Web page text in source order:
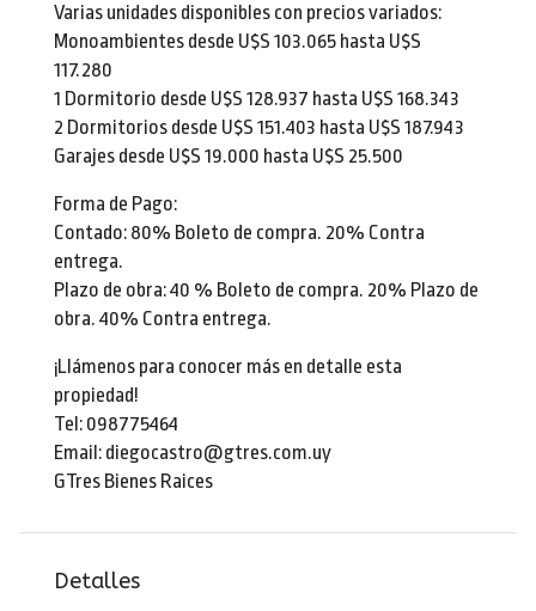
Varias unidades disponibles con precios variados:
Monoambientes desde U$S 103.065 hasta U$S
117.280
1 Dormitorio desde U$S 128.937 hasta U$S 168.343
2 Dormitorios desde U$S 151.403 hasta U$S 187.943
Garajes desde U$S 19.000 hasta U$S 25.500
Forma de Pago:
Contado: 80% Boleto de compra. 20% Contra
entrega.
Plazo de obra: 40 % Boleto de compra. 20% Plazo de
obra. 40% Contra entrega.
¡Llámenos para conocer más en detalle esta
propiedad!
Tel: 098775464
Email: diegocastro@gtres.com.uy
GTres Bienes Raices
Detalles